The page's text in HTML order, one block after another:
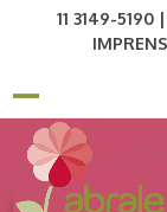
11 3149-
Open
mobile
menu
Close
mobile
menu